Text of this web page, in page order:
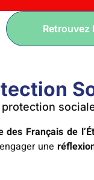
Retrouvez
des Français de
une